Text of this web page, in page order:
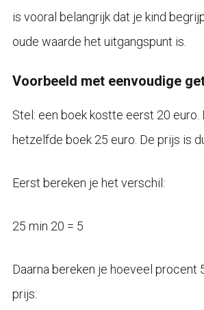
is vooral belangrijk dat je kind
oude waarde het uitgangspunt is.
Voorbeeld met eenvoudige
Stel: een boek kostte eerst 20 euro.
hetzelfde boek 25 euro. De prijs is
Eerst bereken je het verschil:
25 min 20 = 5
Daarna bereken je hoeveel procent
prijs: